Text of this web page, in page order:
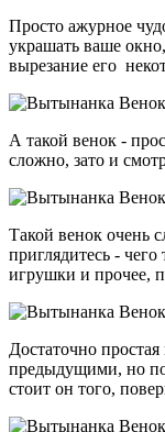
Просто ажурное
украшать ваше
вырезание его
А такой венок -
сложно, зато и
Такой венок очень
приглядитесь -
игрушки и прочее,
Достаточно
предыдущими, но
стоит он того,